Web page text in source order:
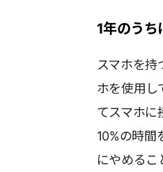
1年のうち
スマホを
ホを使用し
てスマホに
10%の時間
にやめるこ